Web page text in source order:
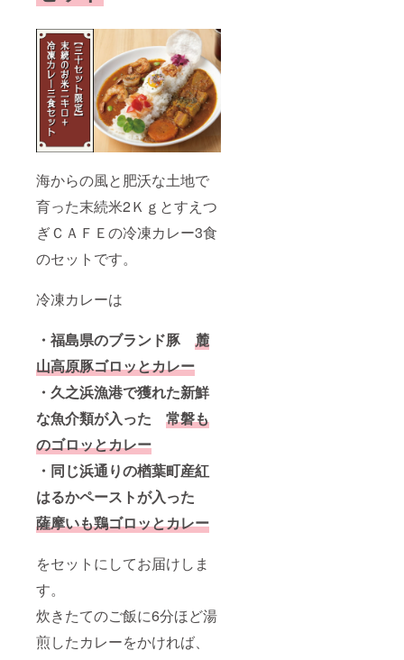
海からの風と肥沃な土地で
育った末続米2Ｋｇとすえつ
ぎＣＡＦＥの冷凍カレー3食
のセットです。
冷凍カレーは
・福島県のブランド豚 麓
山高原豚ゴロッとカレー
・久之浜漁港で獲れた新鮮
な魚介類が入った 常磐も
のゴロッとカレー
・同じ浜通りの楢葉町産紅
はるかペーストが入った
薩摩いも鶏ゴロッとカレー
をセットにしてお届けしま
す。
炊きたてのご飯に6分ほど湯
煎したカレーをかければ、